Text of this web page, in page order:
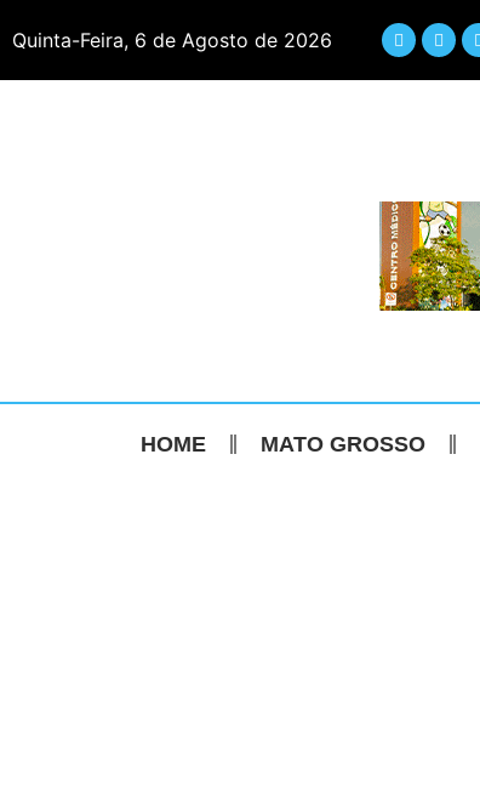
Quinta-Feira, 6 de Agosto de 2026
HOME MATO GROSSO